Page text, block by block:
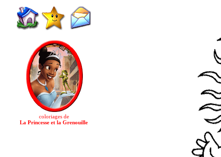
coloriages de
La Princesse et la Grenouille